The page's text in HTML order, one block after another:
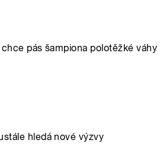
pás šampiona polotěžké váhy
hledá nové výzvy